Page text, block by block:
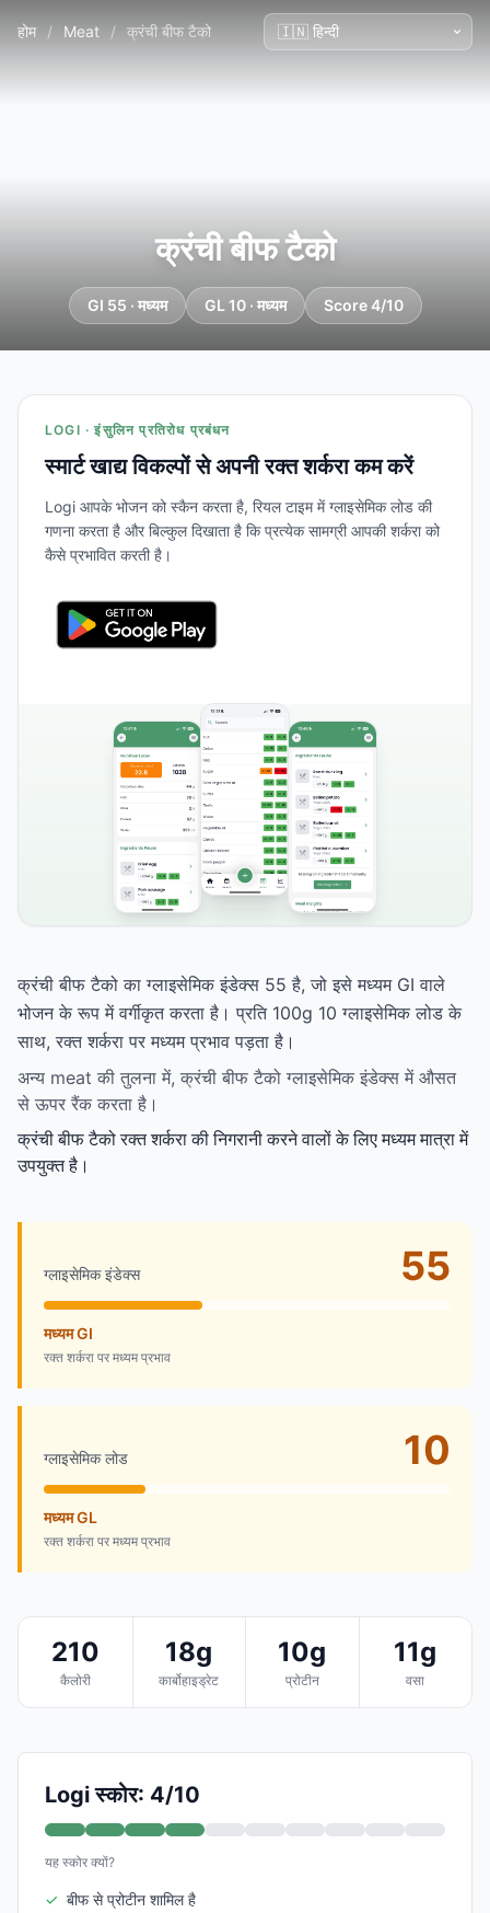
होम / Meat / क्रंची बीफ टैको
क्रंची बीफ टैको
GI 55 · मध्यम GL 10 · मध्यम Score 4/10
LOGI · इंसुलिन प्रतिरोध प्रबंधन
स्मार्ट खाद्य विकल्पों से अपनी रक्त शर्करा कम करें
Logi आपके भोजन को स्कैन करता है, रियल टाइम में ग्लाइसेमिक लोड की
गणना करता है और बिल्कुल दिखाता है कि प्रत्येक सामग्री आपकी शर्करा को
कैसे प्रभावित करती है।
क्रंची बीफ टैको का ग्लाइसेमिक इंडेक्स 55 है, जो इसे मध्यम GI वाले
भोजन के रूप में वर्गीकृत करता है। प्रति 100g 10 ग्लाइसेमिक लोड के
साथ, रक्त शर्करा पर मध्यम प्रभाव पड़ता है।
अन्य meat की तुलना में, क्रंची बीफ टैको ग्लाइसेमिक इंडेक्स में औसत
से ऊपर रैंक करता है।
क्रंची बीफ टैको रक्त शर्करा की निगरानी करने वालों के लिए मध्यम मात्रा में
उपयुक्त है।
ग्लाइसेमिक इंडेक्स 55
मध्यम GI
रक्त शर्करा पर मध्यम प्रभाव
ग्लाइसेमिक लोड 10
मध्यम GL
रक्त शर्करा पर मध्यम प्रभाव
210
कैलोरी
18g
कार्बोहाइड्रेट
10g
प्रोटीन
11g
वसा
Logi स्कोर: 4/10
यह स्कोर क्यों?
✓ बीफ से प्रोटीन शामिल है